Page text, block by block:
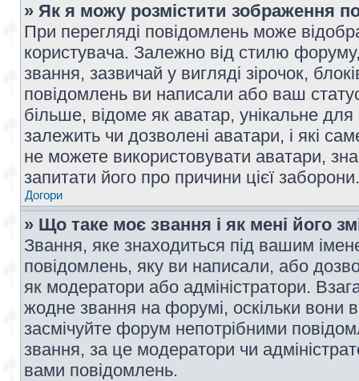
» Як я можу розмістити зображення
При перегляді повідомлень може
користувача. Залежно від стилю
звання, зазвичай у вигляді зірочок,
повідомлень ви написали або ваш
більше, відоме як аватар, унікальне
залежить чи дозволені аватари, і які
не можете використовувати аватари,
запитати його про причини цієї заборони.
Догори
» Що таке моє звання і як мені його
Звання, яке знаходиться під вашим
повідомлень, яку ви написали, або
як модератори або адміністратори.
жодне звання на форумі, оскільки вони
засмічуйте форум непотрібними
звання, за це модератори чи
вами повідомлень.